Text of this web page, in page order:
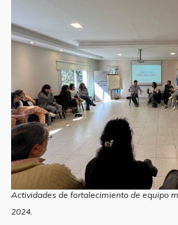
Actividades de fortalecimiento de equipo
2024.